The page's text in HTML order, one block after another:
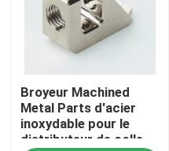
Pièces usinées en métal
Machine servo de presse
pièces de moule de
Broyeur Machined
Metal Parts d'acier
inoxydable pour le
distributeur de colle